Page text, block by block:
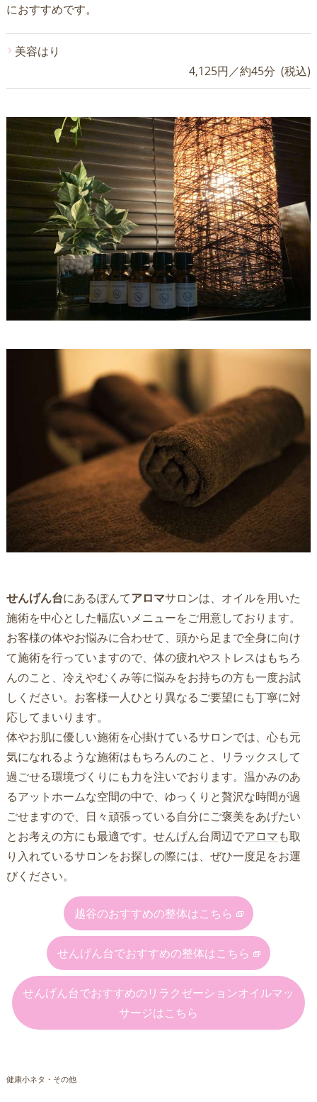
におすすめです。
美容はり
4,125円／約45分 (税込)
せんげん台にあるぽんてアロマサロンは、オイルを用いた
施術を中心とした幅広いメニューをご用意しております。
お客様の体やお悩みに合わせて、頭から足まで全身に向け
て施術を行っていますので、体の疲れやストレスはもちろ
んのこと、冷えやむくみ等に悩みをお持ちの方も一度お試
しください。お客様一人ひとり異なるご要望にも丁寧に対
応してまいります。
体やお肌に優しい施術を心掛けているサロンでは、心も元
気になれるような施術はもちろんのこと、リラックスして
過ごせる環境づくりにも力を注いでおります。温かみのあ
るアットホームな空間の中で、ゆっくりと贅沢な時間が過
ごせますので、日々頑張っている自分にご褒美をあげたい
とお考えの方にも最適です。 せんげん台周辺でアロマも取
り入れているサロンをお探しの際には、ぜひ一度足をお運
びください。
越谷のおすすめの整体はこちら
せんげん台でおすすめの整体はこちら
せんげん台でおすすめのリラクゼーションオイルマッ
サージはこちら
健康小ネタ・その他